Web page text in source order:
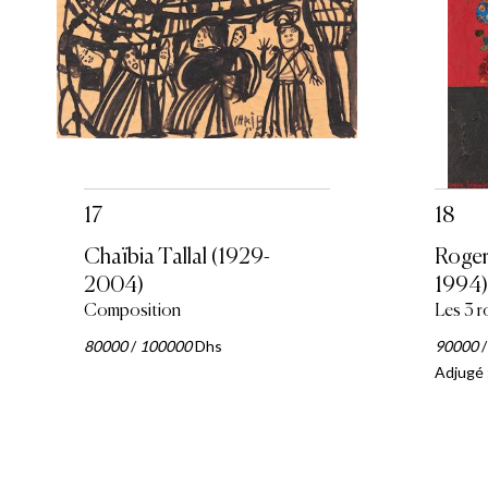
17
Chaïbia Tallal (1929-
2004)
Composition
80000/ 100000Dhs
18
1994)
Les 3
90000/
Adjugé